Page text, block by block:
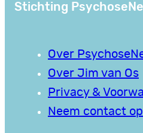
Stichting
Over
Over Jim van Os
Privacy &
Neem contact op